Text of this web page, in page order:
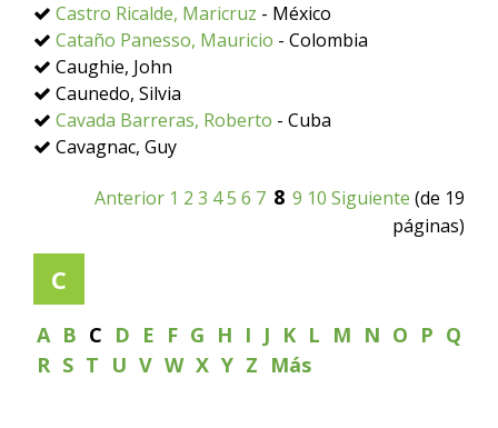
Castro Ricalde, Maricruz - México
Cataño Panesso, Mauricio - Colombia
Caughie, John
Caunedo, Silvia
Cavada Barreras, Roberto - Cuba
Cavagnac, Guy
Anterior 1 2 3 45 6 7 8 9 10 Siguiente (de 19
páginas)
C
A B C D E F G H I J K L M N O P Q
R S T U V W X Y Z Más